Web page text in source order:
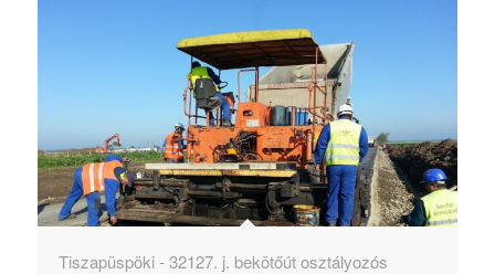
Tiszapüspöki - 32127. j. bekötőút osztályozós